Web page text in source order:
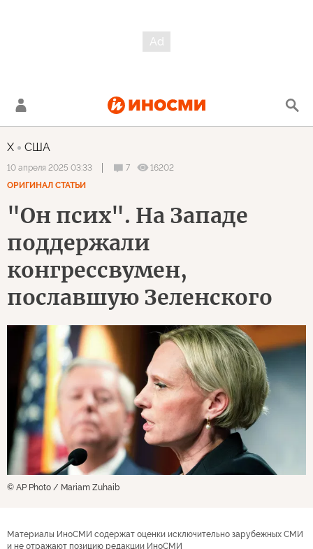
X США
10 апреля 2025 03:33 7
16202
ОРИГИНАЛ СТАТЬИ
"Он псих". На Западе
поддержали
конгрессвумен,
пославшую Зеленского
© AP Photo / Mariam Zuhaib
Материалы ИноСМИ содержат оценки исключительно зарубежных СМИ
и не отражают позицию редакции ИноСМИ